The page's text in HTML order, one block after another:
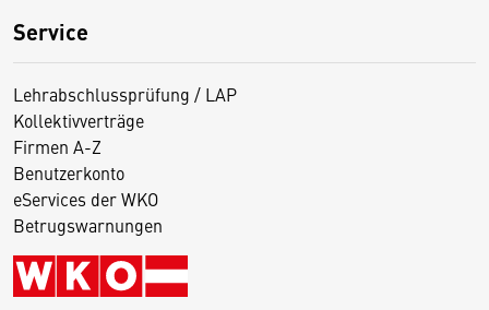
Service
Lehrabschlussprüfung / LAP
Kollektivverträge
Firmen A-Z
Benutzerkonto
eServices der WKO
Betrugswarnungen